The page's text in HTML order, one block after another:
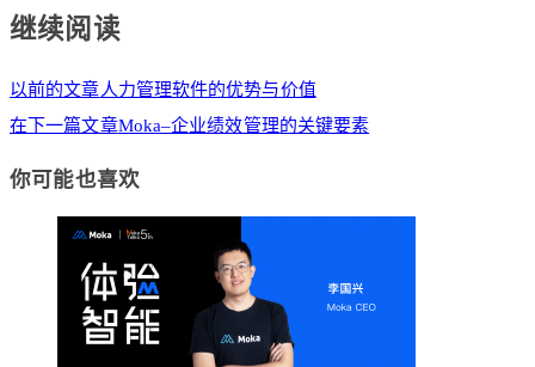
继续阅读
以前的文章人力管理软件的优势与价值
在下一篇文章Moka–企业绩效管理的关键要素
你可能也喜欢